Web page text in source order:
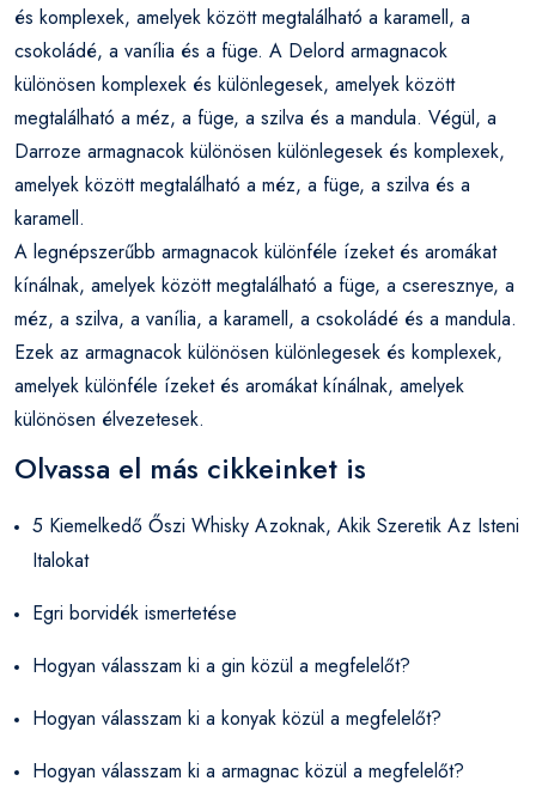
és komplexek, amelyek között megtalálható a karamell, a
csokoládé, a vanília és a füge. A Delord armagnacok
különösen komplexek és különlegesek, amelyek között
megtalálható a méz, a füge, a szilva és a mandula. Végül, a
Darroze armagnacok különösen különlegesek és komplexek,
amelyek között megtalálható a méz, a füge, a szilva és a
karamell.
A legnépszerűbb armagnacok különféle ízeket és aromákat
kínálnak, amelyek között megtalálható a füge, a cseresznye, a
méz, a szilva, a vanília, a karamell, a csokoládé és a mandula.
Ezek az armagnacok különösen különlegesek és komplexek,
amelyek különféle ízeket és aromákat kínálnak, amelyek
különösen élvezetesek.
Olvassa el más cikkeinket is
5 Kiemelkedő Őszi Whisky Azoknak, Akik Szeretik Az Isteni
Italokat
Egri borvidék ismertetése
Hogyan válasszam ki a gin közül a megfelelőt?
Hogyan válasszam ki a konyak közül a megfelelőt?
Hogyan válasszam ki a armagnac közül a megfelelőt?